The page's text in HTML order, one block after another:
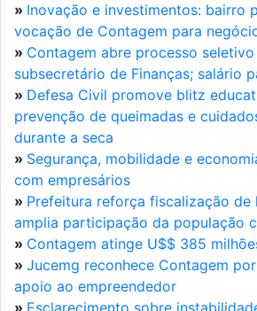
» Inovação e investimentos: bairro
vocação de Contagem para
» Contagem abre processo seletivo
subsecretário de Finanças; salário
» Defesa Civil promove blitz
prevenção de queimadas e
durante a seca
» Segurança, mobilidade e
com empresários
» Prefeitura reforça fiscalização de
amplia participação da população
» Contagem atinge U$$ 385
» Jucemg reconhece Contagem
apoio ao empreendedor